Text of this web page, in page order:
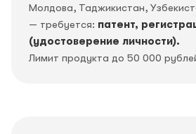
Молдова, Таджикистан,
— требуется: патент,
(удостоверение личности).
Лимит продукта до 50 000